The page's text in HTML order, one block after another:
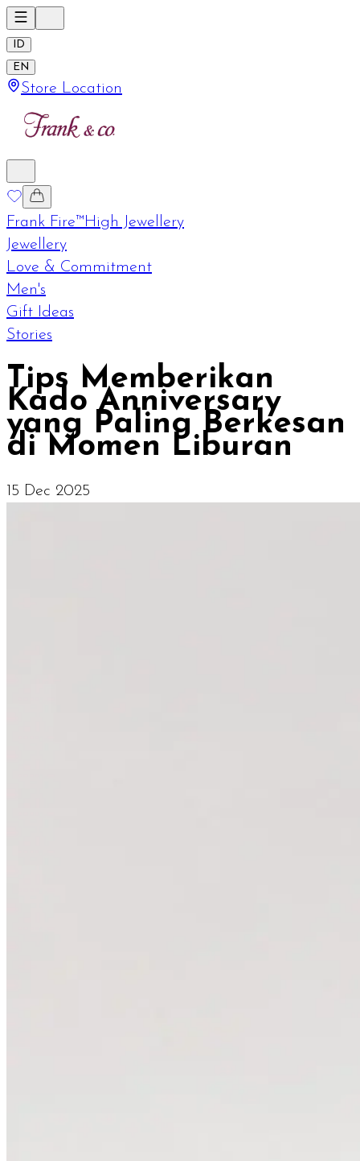
ID
EN
Store Location
Frank Fire™High Jewellery
Jewellery
Love & Commitment
Men's
Gift Ideas
Stories
Tips Memberikan
Kado Anniversary
yang Paling Berkesan
di Momen Liburan
15 Dec 2025